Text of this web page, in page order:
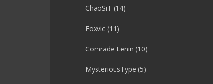
ChaoSiT (14)
Foxvic (11)
Comrade Lenin (10)
MysteriousType (5)